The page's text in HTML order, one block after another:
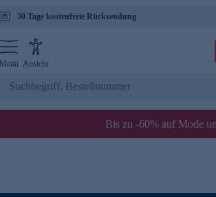
30 Tage kostenfreie Rücksendung
Menü Ansicht
Bis zu -60% auf Mode